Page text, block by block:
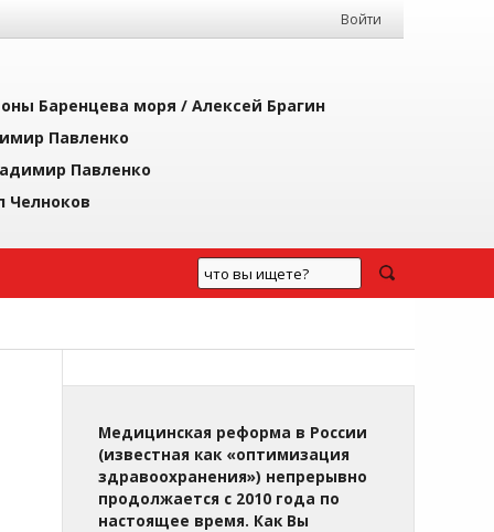
Войти
Баренцева моря / Алексей Брагин
Павленко
Павленко
Челноков
Медицинская реформа в России
(известная как «оптимизация
здравоохранения») непрерывно
продолжается с 2010 года по
настоящее время. Как Вы